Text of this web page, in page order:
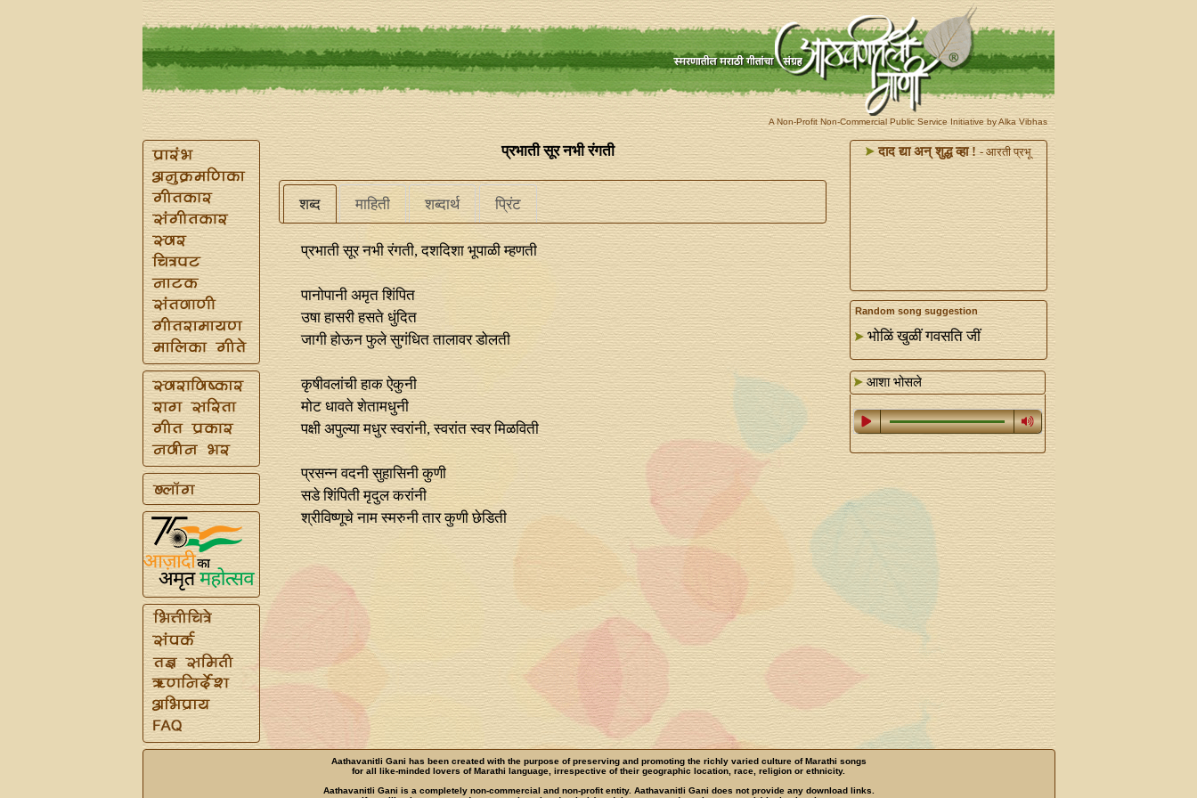
A Non-Profit Non-Commercial Public Service Initiative by Alka Vibhas
प्रभाती सूर नभी रंगती
शब्द माहिती शब्दार्थ प्रिंट
प्रभाती सूर नभी रंगती, दशदिशा भूपाळी म्हणती
पानोपानी अमृत शिंपित
उषा हासरी हसते धुंदित
जागी होऊन फुले सुगंधित तालावर डोलती
कृषीवलांची हाक ऐकुनी
मोट धावते शेतामधुनी
पक्षी अपुल्या मधुर स्वरांनी, स्वरांत स्वर मिळविती
प्रसन्‍न वदनी सुहासिनी कुणी
सडे शिंपिती मृदुल करांनी
श्रीविष्णूचे नाम स्मरुनी तार कुणी छेडिती
दाद द्या अन्‌ शुद्ध व्हा ! - आरती प्रभू
Random song suggestion
भोळिं खुळीं गवसति जीं
आशा भोसले
Aathavanitli Gani has been created with the purpose of preserving and promoting the richly varied culture of Marathi songs
for all like-minded lovers of Marathi language, irrespective of their geographic location, race, religion or ethnicity.
Aathavanitli Gani is a completely non-commercial and non-profit entity. Aathavanitli Gani does not provide any download links.